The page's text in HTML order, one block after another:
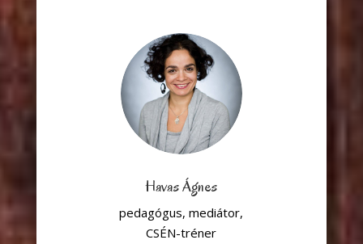
Havas Ágnes
pedagógus, mediátor,
CSÉN-tréner